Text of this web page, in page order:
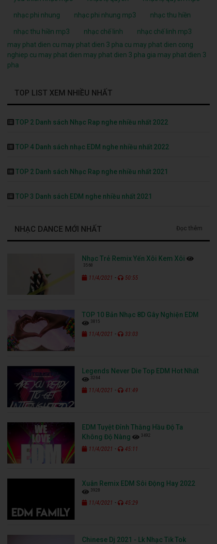
nhạc phi nhung nhạc phi nhung mp3 nhạc thu hiền
nhạc thu hiền mp3 nhạc chế linh
nhạc chế linh mp3
may phat dien cu may phat dien 3 pha cu may phat dien cong
nghiep cu may phat dien may phat dien 3 pha gia may phat dien 3
pha
TOP LIST XEM NHIỀU NHẤT
TOP 2 Danh sách Nhạc Rap nghe nhiều nhất 2022
TOP 4 Danh sách nhạc EDM nghe nhiều nhất 2022
TOP 2 Danh sách Nhạc Rap nghe nhiều nhất 2021
TOP 3 Danh sách EDM nghe nhiều nhất 2021
NHẠC DANCE MỚI NHẤT Đọc thêm
Nhạc Trẻ Remix Yến Xôi Kem Xôi
3568
11/4/2021 - 50:55
TOP 10 Bản Nhạc 8D Gây Nghiện EDM
3815
11/4/2021 - 33:03
Legends Never Die Top EDM Hot Nhất
3264
11/4/2021 - 41:49
EDM Tuyệt Đỉnh Thằng Hầu Độ Ta
Không Độ Nàng
3492
11/4/2021 - 45:11
Xuân Remix EDM Sôi Động Hay 2022
3928
11/4/2021 - 45:29
Chinese Dj 2021 - Lk Nhạc Tik Tok